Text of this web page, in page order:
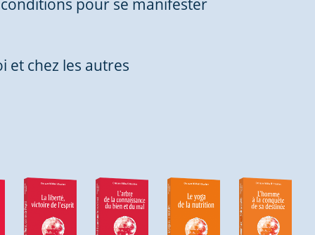
pour se manifester
et chez les autres